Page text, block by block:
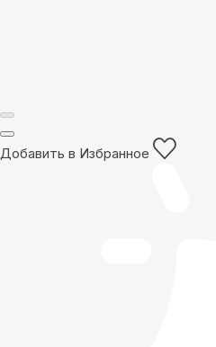
Добавить в Избранное